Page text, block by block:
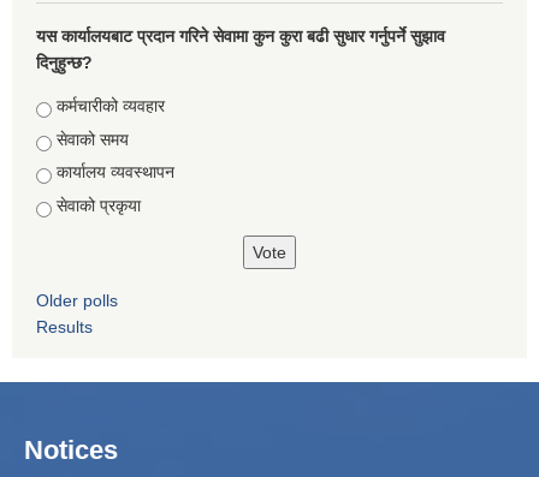
यस कार्यालयबाट प्रदान गरिने सेवामा कुन कुरा बढी सुधार गर्नुपर्ने सुझाव
दिनुहुन्छ?
Choices
कर्मचारीको व्यवहार
सेवाको समय
कार्यालय व्यवस्थापन
सेवाको प्रकृया
Older polls
Results
Notices